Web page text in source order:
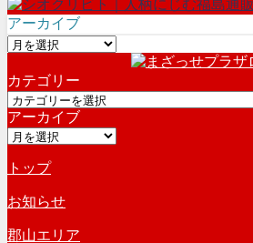
アーカイブ
ア
カ
イ
ブ
カテゴリー
カ
テ
ゴ
ー
アーカイブ
ア
カ
イ
ブ
トップ
お知らせ
郡山エリア